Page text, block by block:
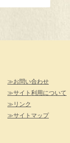
お問い合わせ
サイト利用について
リンク
サイトマップ